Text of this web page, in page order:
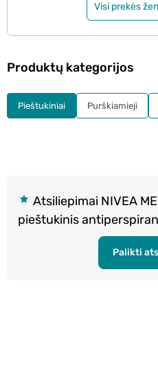
Visi prekės
Atsiliepimai NIVEA
pieštukinis
Palikti
Produktų kategorijos
Pieštukiniai Purškiamieji